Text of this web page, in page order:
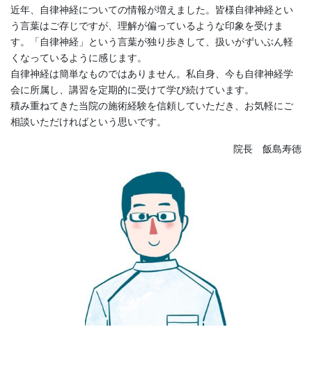
近年、自律神経についての情報が増えました。皆様自律神経とい
う言葉はご存じですが、理解が偏っているような印象を受けま
す。「自律神経」という言葉が独り歩きして、扱いがずいぶん軽
くなっているように感じます。
自律神経は簡単なものではありません。私自身、今も自律神経学
会に所属し、講習を定期的に受けて学び続けています。
積み重ねてきた当院の施術経験を信頼していただき、お気軽にご
相談いただければという思いです。
院長 飯島寿徳